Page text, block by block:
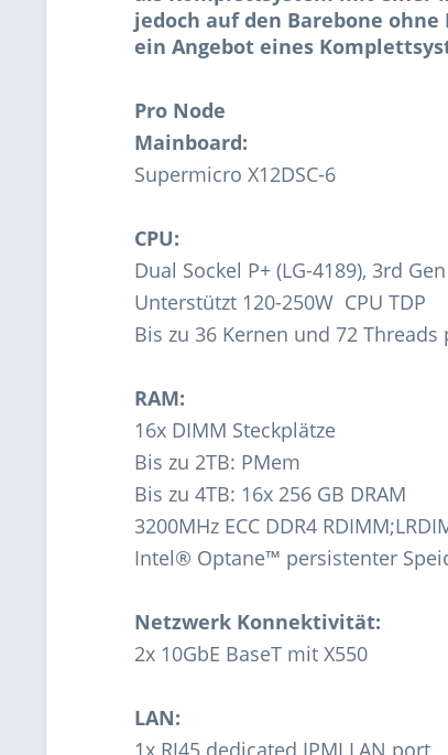
jedoch auf den Barebone
ein Angebot eines
Pro Node
Mainboard:
Supermicro X12DSC-6
CPU:
Dual Sockel P+ (LG-4189), 3rd
Unterstützt 120-250W CPU TDP
Bis zu 36 Kernen und 72 Threads
RAM:
16x DIMM Steckplätze
Bis zu 2TB: PMem
Bis zu 4TB: 16x 256 GB DRAM
3200MHz ECC DDR4
Intel® Optane™ persistenter
Netzwerk Konnektivität:
2x 10GbE BaseT mit X550
LAN:
1x RJ45 dedicated IPMI LAN port